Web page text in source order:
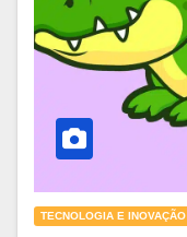
TECNOLOGIA E INOVAÇÃO